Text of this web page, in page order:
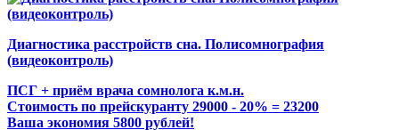
Диагностика расстройств сна. Полисомнография
(видеоконтроль)
ПСГ + приём врача сомнолога к.м.н.
Стоимость по прейскуранту 29000 - 20% = 23200
Ваша экономия 5800 рублей!